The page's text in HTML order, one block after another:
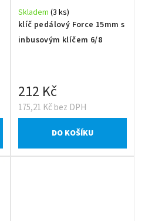
klíč pedálový Force 15mm s
inbusovým klíčem 6/8
Skladem (3 ks)
175,21 Kč bez DPH
212 Kč
DO KOŠÍKU